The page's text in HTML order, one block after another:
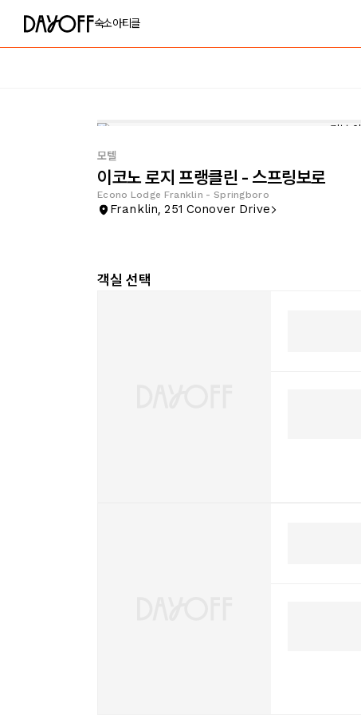
숙소아티클
모텔
이코노 로지 프랭클린 - 스프링보로
Econo Lodge Franklin - Springboro
Franklin, 251 Conover Drive
객실 선택